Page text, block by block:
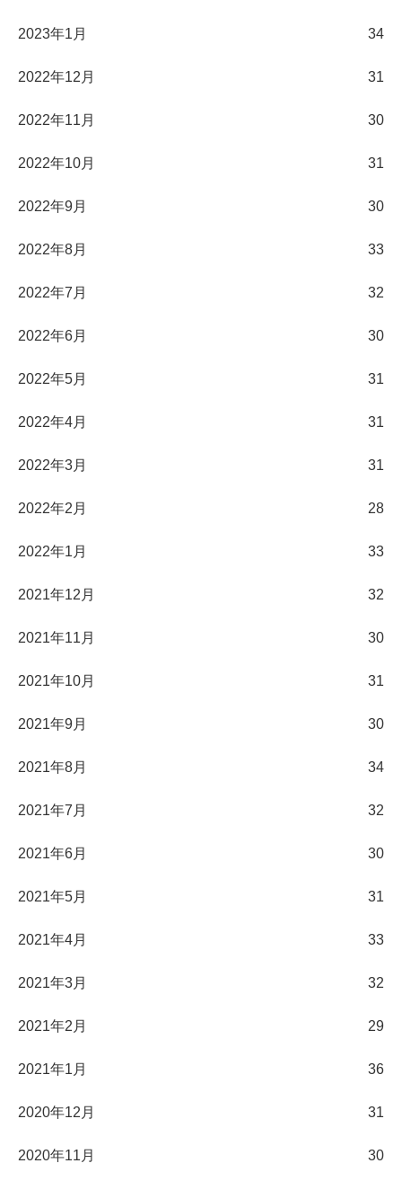
2023年1月 34
2022年12月 31
2022年11月 30
2022年10月 31
2022年9月 30
2022年8月 33
2022年7月 32
2022年6月 30
2022年5月 31
2022年4月 31
2022年3月 31
2022年2月 28
2022年1月 33
2021年12月 32
2021年11月 30
2021年10月 31
2021年9月 30
2021年8月 34
2021年7月 32
2021年6月 30
2021年5月 31
2021年4月 33
2021年3月 32
2021年2月 29
2021年1月 36
2020年12月 31
2020年11月 30